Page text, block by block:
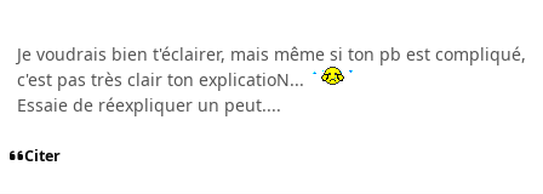
Je voudrais bien t'éclairer, mais même si ton pb est compliqué,
c'est pas très clair ton explicatioN...
Essaie de réexpliquer un peut....
Citer